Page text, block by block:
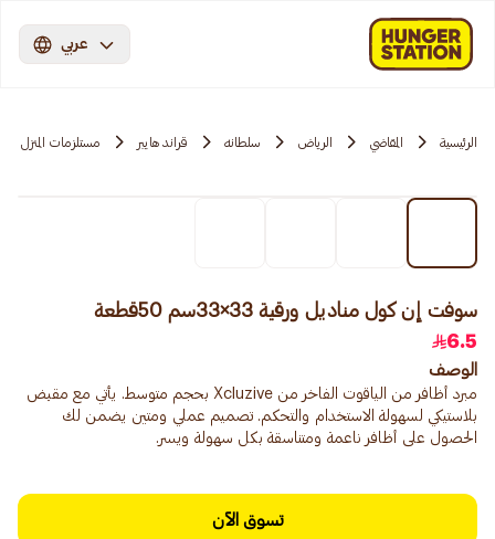
عربي
الرئيسية المقاضي الرياض سلطانه قراند هايبر مستلزمات المنزل
سوفت إن كول مناديل ورقية 33×33سم 50قطعة
6.5
الوصف
مبرد أظافر من الياقوت الفاخر من Xcluzive بحجم متوسط. يأتي مع مقبض
بلاستيكي لسهولة الاستخدام والتحكم. تصميم عملي ومتين يضمن لك
الحصول على أظافر ناعمة ومتناسقة بكل سهولة ويسر.
تسوق الآن